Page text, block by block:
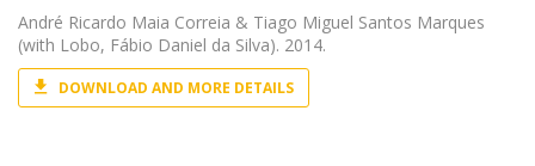
André Ricardo Maia Correia & Tiago Miguel Santos Marques
(with Lobo, Fábio Daniel da Silva). 2014.
DOWNLOAD AND MORE DETAILS